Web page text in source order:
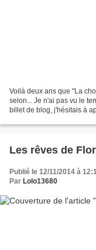
Voilà deux ans que "La
selon... Je n'ai pas vu le
billet de blog, j'hésitais à
Les rêves de
Publié le 12/11/2014 à
Par Lolo13680